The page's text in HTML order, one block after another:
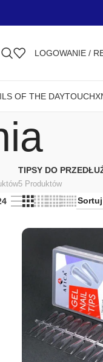
LOGOWANIE /
OF THE DAYTOUCH
TIPSY DO
5 Produktów